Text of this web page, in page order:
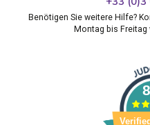
Benötigen Sie weitere Hilfe?
Montag bis Freitag